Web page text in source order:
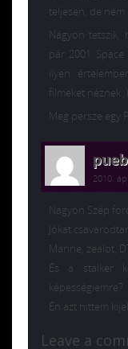
teljesen, de
Nagyon tetszik,
pár 2001 Space
ilyen
filmeket néznek
Meg persze egy
2010.
Nagyon Szép
Jókat
Marine, zealot,
És a stalker
képességiemre?
Én azt hittem
Leave a